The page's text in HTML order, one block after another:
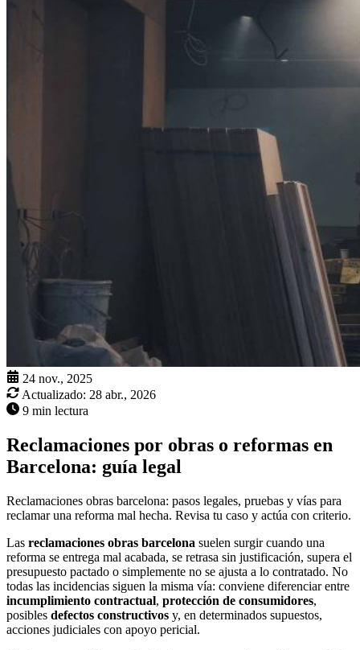
24 nov., 2025
Actualizado: 28 abr., 2026
9 min lectura
Reclamaciones por obras o reformas en
Barcelona: guía legal
Reclamaciones obras barcelona: pasos legales, pruebas y vías para
reclamar una reforma mal hecha. Revisa tu caso y actúa con criterio.
Las reclamaciones obras barcelona suelen surgir cuando una
reforma se entrega mal acabada, se retrasa sin justificación, supera el
presupuesto pactado o simplemente no se ajusta a lo contratado. No
todas las incidencias siguen la misma vía: conviene diferenciar entre
incumplimiento contractual, protección de consumidores,
posibles defectos constructivos y, en determinados supuestos,
acciones judiciales con apoyo pericial.